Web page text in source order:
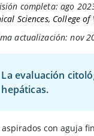
completa: ago
Sciences, College
actualización: nov
La evaluación
hepáticas.
aspirados con aguja